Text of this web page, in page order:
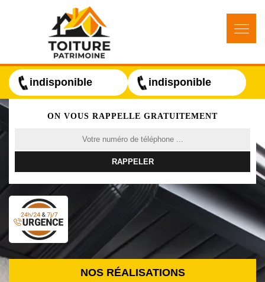
indisponible indisponible
ON VOUS RAPPELLE GRATUITEMENT
NOS RÉALISATIONS